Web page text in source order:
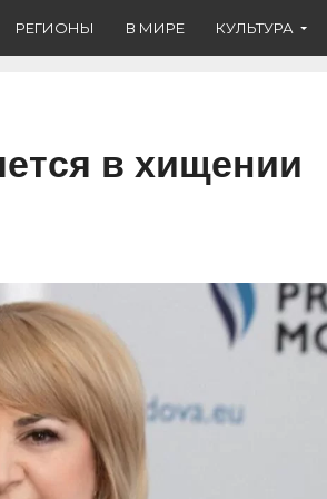
РЕГИОНЫ В МИРЕ КУЛЬТУРА
в хищении